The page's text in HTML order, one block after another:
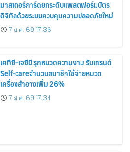
มาสเตอร์การ์ดยกระดับแพลตฟอร์มบัตร
ดิจิทัลด้วยระบบควบคุมความปลอดภัยใหม่
7 ส.ค. 69 17:36
เคทีซี–เจซีบี รุกหมวดความงาม รับเทรนด์
Self-careจำนวนสมาชิกใช้จ่ายหมวด
เครื่องสำอางเพิ่ม 26%
7 ส.ค. 69 17:34